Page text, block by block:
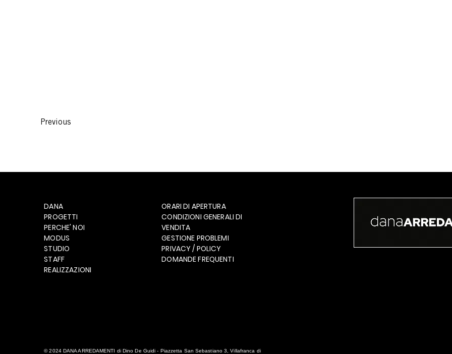
Previous
DANA
PROGETTI
PERCHE' NOI
MODUS
STUDIO
STAFF
REALIZZAZIONI
ORARI DI APERTURA
CONDIZIONI GENERALI DI
VENDITA
GESTIONE PROBLEMI
PRIVACY / POLICY
DOMANDE FREQUENTI
© 2024 DANA ARREDAMENTI di Dino De Guidi - Piazzetta San Sebastiano 3, Villafranca di